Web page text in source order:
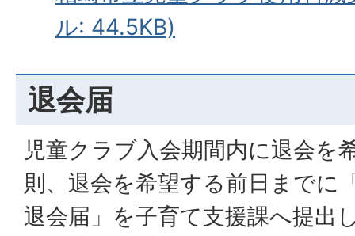
ル: 44.5KB)
退会届
児童クラブ入会期間内に退会を
則、退会を希望する前日までに
退会届」を子育て支援課へ提出